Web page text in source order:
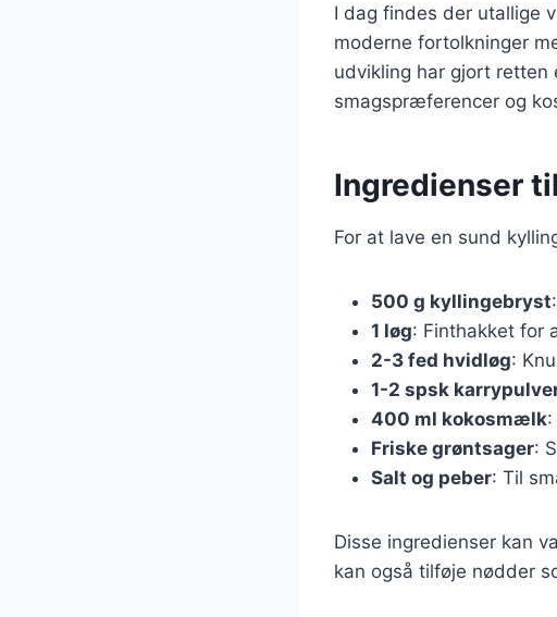
I dag findes der utallige
moderne fortolkninger
udvikling har gjort retten
smagspræferencer og
Ingredienser
For at lave en sund
500 g kyllingebryst
1 løg: Finthakket for
2-3 fed hvidløg:
1-2 spsk
400 ml kokosmælk
Friske grøntsager:
Salt og peber: Til
Disse ingredienser kan
kan også tilføje nødder